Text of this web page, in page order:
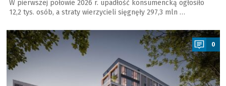
W pierwszej połowie 2026 r. upadłość konsumencką ogłosiło
12,2 tys. osób, a straty wierzycieli sięgnęły 297,3 mln …
a
0